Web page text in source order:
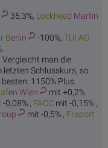
35,3%, Lockheed Martin
Berlin -100%, TUI AG
Vergleicht man die
letzten Schlusskurs, so
1150% Plus.
en Wien
mit +0,2%
-0,08% , FACC mit -0,15% ,
mit -0,5% , Fraport